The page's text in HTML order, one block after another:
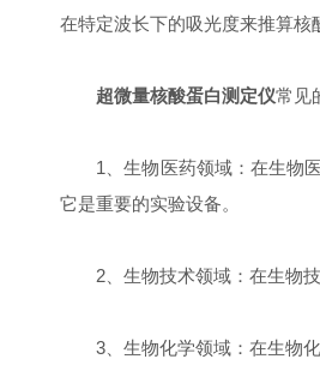
在特定波长下的吸光度来推算核
超微量核酸蛋白测定仪常见
1、生物医药领域：在生物医
它是重要的实验设备。
2、生物技术领域：在生物技
3、生物化学领域：在生物化